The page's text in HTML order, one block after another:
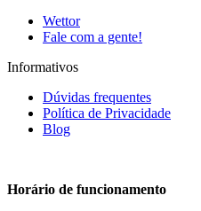
Wettor
Fale com a gente!
Informativos
Dúvidas frequentes
Política de Privacidade
Blog
Horário de funcionamento